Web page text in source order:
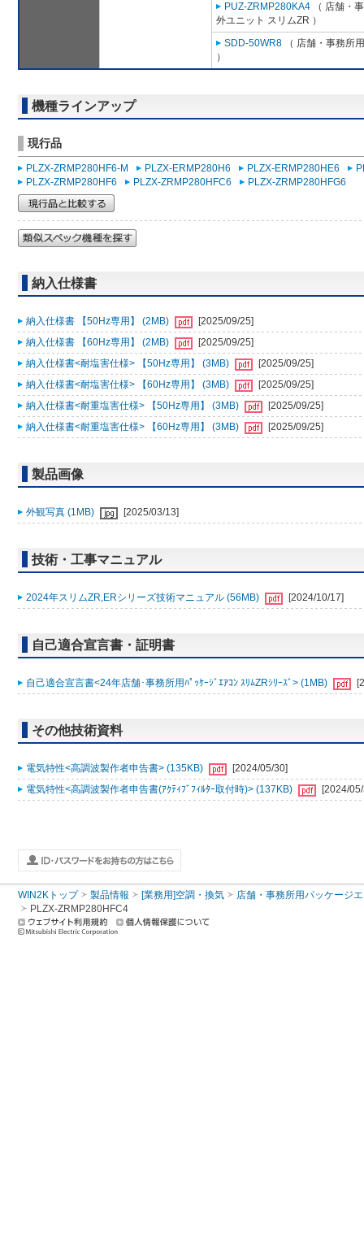
PUZ-ZRMP280KA4 （ 店舗・
外ユニット スリムZR ）
SDD-50WR8 （ 店舗・事務所
）
機種ラインアップ
現行品
PLZX-ZRMP280HF6-M PLZX-ERMP280H6 PLZX-ERMP280HE6
PLZX-ZRMP280HF6
PLZX-ZRMP280HFC6 PLZX-ZRMP280HFG6
納入仕様書
納入仕様書 【50Hz専用】 (2MB)
[2025/09/25]
納入仕様書 【60Hz専用】 (2MB)
[2025/09/25]
納入仕様書<耐塩害仕様> 【50Hz専用】 (3MB)
[2025/09/25]
納入仕様書<耐塩害仕様> 【60Hz専用】 (3MB)
[2025/09/25]
納入仕様書<耐重塩害仕様> 【50Hz専用】 (3MB)
[2025/09/25]
納入仕様書<耐重塩害仕様> 【60Hz専用】 (3MB)
[2025/09/25]
製品画像
外観写真 (1MB) [2025/03/13]
技術・工事マニュアル
2024年スリムZR,ERシリーズ技術マニュアル (56MB) [2024/10/17]
自己適合宣言書・証明書
自己適合宣言書<24年店舗･事務所用ﾊﾟｯｹｰｼﾞｴｱｺﾝ ｽﾘﾑZRｼﾘｰｽﾞ> (1MB)
その他技術資料
電気特性<高調波製作者申告書> (135KB)
[2024/05/30]
電気特性<高調波製作者申告書(ｱｸﾃｨﾌﾞﾌｨﾙﾀｰ取付時)> (137KB)
[2024/
WIN2Kトップ 製品情報 [業務用]空調・換気
店舗・事務所用パッケージ
PLZX-ZRMP280HFC4